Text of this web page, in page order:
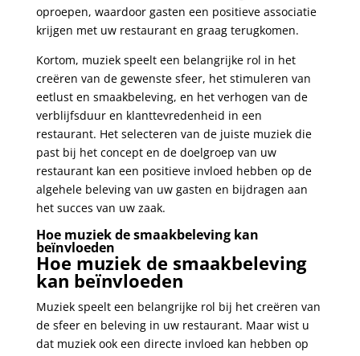
oproepen, waardoor gasten een positieve associatie
krijgen met uw restaurant en graag terugkomen.
Kortom, muziek speelt een belangrijke rol in het
creëren van de gewenste sfeer, het stimuleren van
eetlust en smaakbeleving, en het verhogen van de
verblijfsduur en klanttevredenheid in een
restaurant. Het selecteren van de juiste muziek die
past bij het concept en de doelgroep van uw
restaurant kan een positieve invloed hebben op de
algehele beleving van uw gasten en bijdragen aan
het succes van uw zaak.
Hoe muziek de smaakbeleving kan
beïnvloeden
Hoe muziek de smaakbeleving
kan beïnvloeden
Muziek speelt een belangrijke rol bij het creëren van
de sfeer en beleving in uw restaurant. Maar wist u
dat muziek ook een directe invloed kan hebben op